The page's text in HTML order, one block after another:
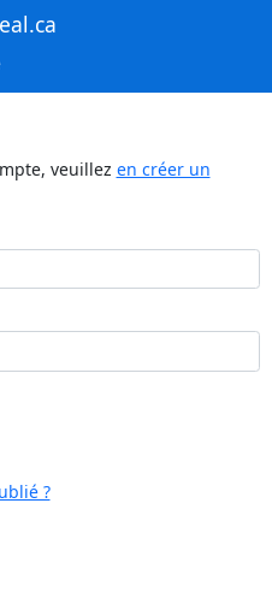
veuillez en créer un
?